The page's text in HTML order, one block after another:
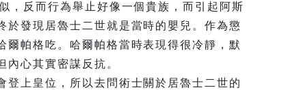
，反而行為舉止好像一個貴族，而引起阿斯
發現居魯士二世就是當時的嬰兒。作為懲
帕格吃。哈爾帕格當時表現得很冷靜，默
內心其實密謀反抗。
上皇位，所以去問術士關於居魯士二世的